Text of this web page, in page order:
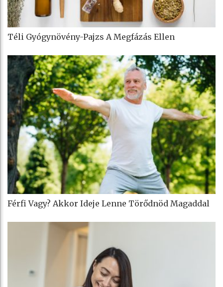
Téli Gyógynövény-Pajzs A Megfázás Ellen
Férfi Vagy? Akkor Ideje Lenne Törődnöd Magaddal